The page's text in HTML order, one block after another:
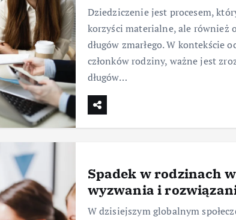
Dziedziczenie jest procesem,
korzyści materialne, ale również
długów zmarłego. W kontekście
członków rodziny, ważne jest
długów…
Spadek w rodzinach
wyzwania i
W dzisiejszym globalnym